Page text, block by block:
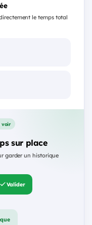
le temps total
voir
sur place
garder un historique
Valider